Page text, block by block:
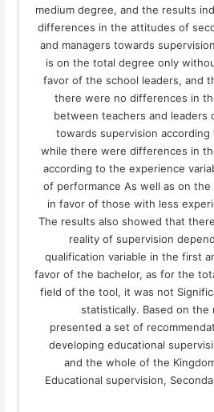
medium degree, and the results
differences in the attitudes of
and managers towards
is on the total degree only
favor of the school leaders, and
there were no differences in
between teachers and leaders
towards supervision
while there were differences in
according to the experience
of performance As well as on
in favor of those with less
The results also showed that
reality of supervision
qualification variable in the first
favor of the bachelor, as for the
field of the tool, it was not
statistically. Based on
presented a set of
developing educational
and the whole of the
Educational supervision,